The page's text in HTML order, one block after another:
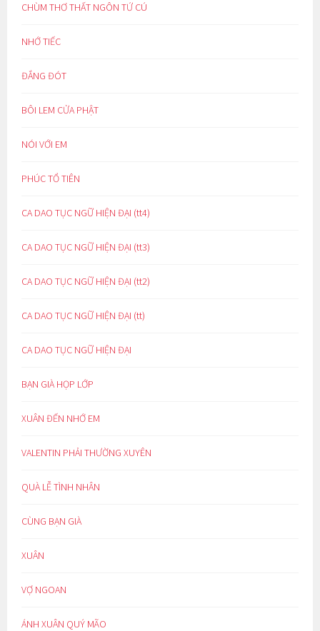
CHÙM THƠ THẤT NGÔN TỨ CÚ
NHỚ TIẾC
ĐẮNG ĐÓT
BÔI LEM CỬA PHẬT
NÓI VỚI EM
PHÚC TỔ TIÊN
CA DAO TỤC NGỮ HIỆN ĐẠI (tt4)
CA DAO TỤC NGỮ HIỆN ĐẠI (tt3)
CA DAO TỤC NGỮ HIỆN ĐẠI (tt2)
CA DAO TỤC NGỮ HIỆN ĐẠI (tt)
CA DAO TỤC NGỮ HIỆN ĐẠI
BẠN GIÀ HỌP LỚP
XUÂN ĐẾN NHỚ EM
VALENTIN PHẢI THƯỜNG XUYÊN
QUÀ LỄ TÌNH NHÂN
CÙNG BẠN GIÀ
XUÂN
VỢ NGOAN
ÁNH XUÂN QUÝ MÃO